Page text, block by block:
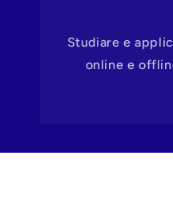
Studiare e
online e